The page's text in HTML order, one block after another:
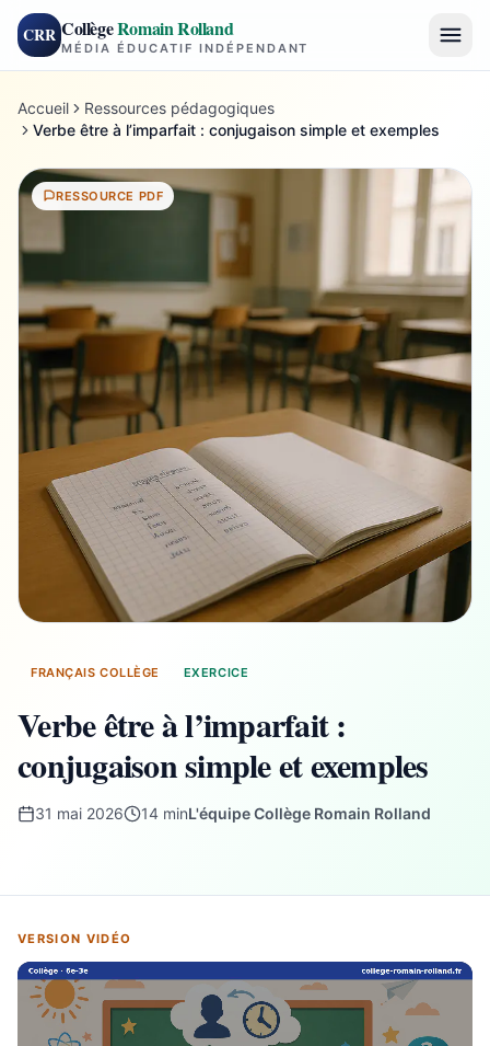
CRR CollègeRomain Rolland
MÉDIA ÉDUCATIF INDÉPENDANT
Accueil
Ressources pédagogiques
Verbe être à l’imparfait : conjugaison simple et exemples
RESSOURCE PDF
FRANÇAIS COLLÈGE EXERCICE
Verbe être à l’imparfait :
conjugaison simple et exemples
31 mai 2026 14 minL'équipe Collège Romain Rolland
VERSION VIDÉO